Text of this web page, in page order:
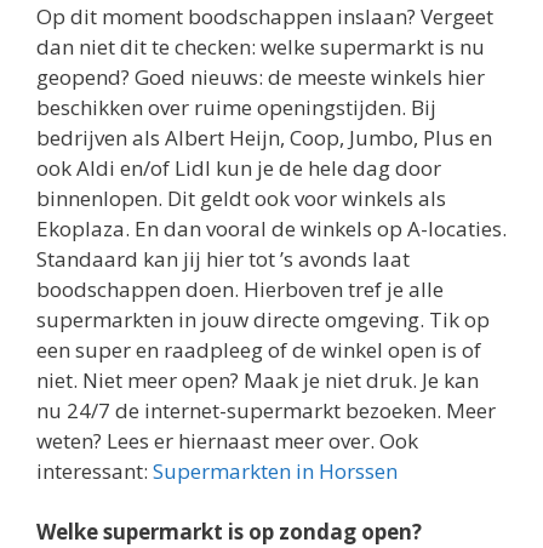
Op dit moment boodschappen inslaan? Vergeet
dan niet dit te checken: welke supermarkt is nu
geopend? Goed nieuws: de meeste winkels hier
beschikken over ruime openingstijden. Bij
bedrijven als Albert Heijn, Coop, Jumbo, Plus en
ook Aldi en/of Lidl kun je de hele dag door
binnenlopen. Dit geldt ook voor winkels als
Ekoplaza. En dan vooral de winkels op A-locaties.
Standaard kan jij hier tot ’s avonds laat
boodschappen doen. Hierboven tref je alle
supermarkten in jouw directe omgeving. Tik op
een super en raadpleeg of de winkel open is of
niet. Niet meer open? Maak je niet druk. Je kan
nu 24/7 de internet-supermarkt bezoeken. Meer
weten? Lees er hiernaast meer over. Ook
interessant: Supermarkten in Horssen
Welke supermarkt is op zondag open?